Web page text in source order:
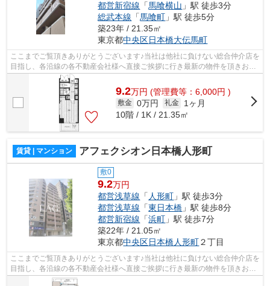
都営新宿線 「馬喰横山 」駅 徒歩3分
総武本線 「馬喰町 」駅 徒歩5分
築23年 / 21.35㎡
東京都中央区日本橋大伝馬町
ここまでご覧頂きありがとうございます♪当社は他社に負けない総合仲介店を
目指し、各沿線の各不動産会社様へ直接ご挨拶に行き最新の物件を頂きお客
様へ提供しております！最新の情報は...
9.2万円 (管理費等：6,000円 )
敷金 0万円 礼金
1ヶ月
10階 / 1K / 21.35㎡
賃貸 | マンション アフェクシオン日本橋人形町
敷0
9.2万円
都営浅草線 「 人形町 」駅 徒歩3分
都営浅草線 「東日本橋 」駅 徒歩8分
都営新宿線 「浜町 」駅 徒歩7分
築22年 / 21.05㎡
東京都中央区日本橋人形町２丁目
ここまでご覧頂きありがとうございます♪当社は他社に負けない総合仲介店を
目指し、各沿線の各不動産会社様へ直接ご挨拶に行き最新の物件を頂きお客
様へ提供しております！最新の情報は...